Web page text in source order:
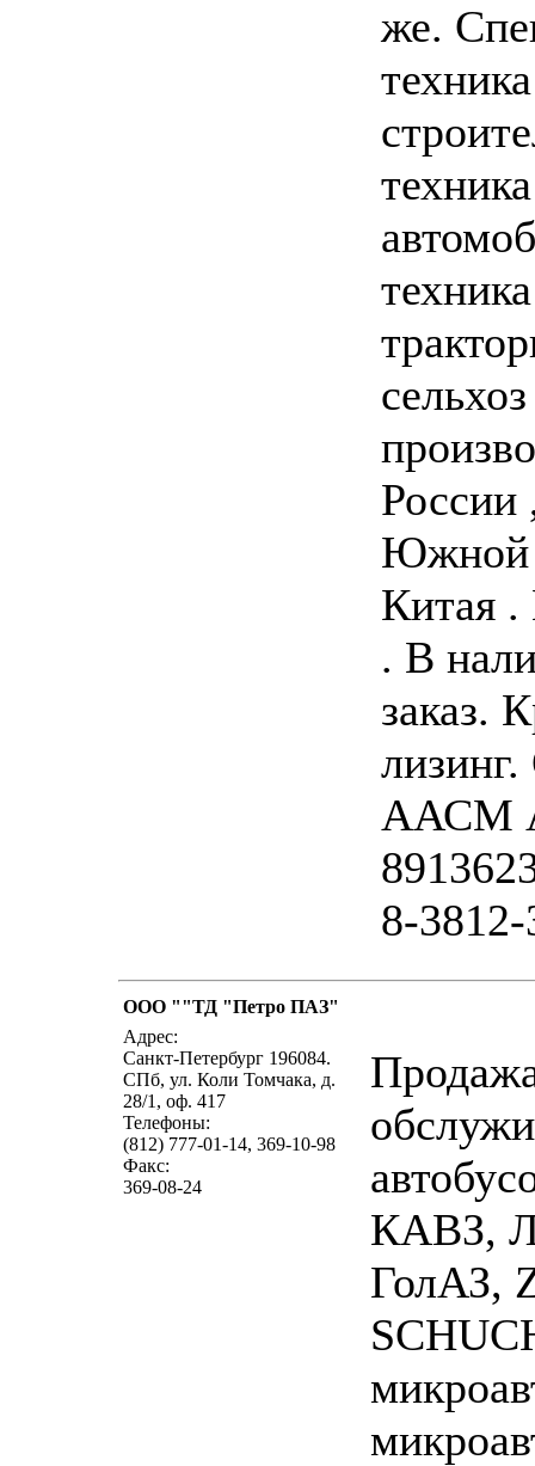
же.
Южной
Китая
. В
заказ.
ААСМ
8-
ООО ""ТД "Петро ПАЗ"
Адрес:
Санкт-Петербург 196084.
СПб, ул. Коли Томчака, д.
28/1, оф. 417
Телефоны:
(812) 777-01-14, 369-10-98
Факс:
369-08-24
КАВЗ,
ГолАЗ,